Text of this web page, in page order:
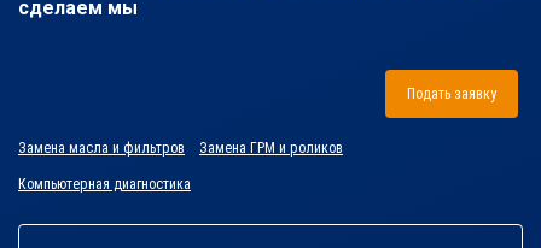
сделаем мы
Подать заявку
Замена масла и фильтров Замена ГРМ и роликов
Компьютерная диагностика